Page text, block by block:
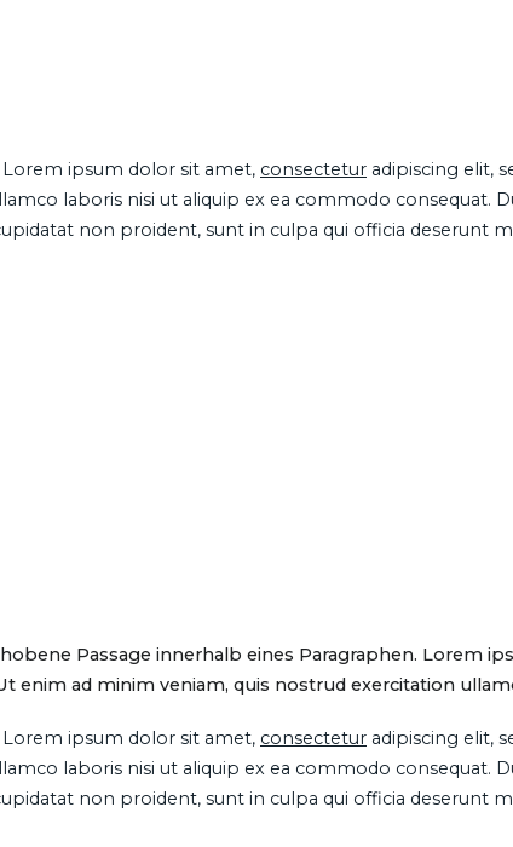
Lorem ipsum dolor sit amet, consectetur adipiscing elit,
laboris nisi ut aliquip ex ea commodo consequat.
non proident, sunt in culpa qui officia deserunt
Passage innerhalb eines Paragraphen. Lorem
enim ad minim veniam, quis nostrud exercitation
Lorem ipsum dolor sit amet, consectetur adipiscing elit,
laboris nisi ut aliquip ex ea commodo consequat.
non proident, sunt in culpa qui officia deserunt